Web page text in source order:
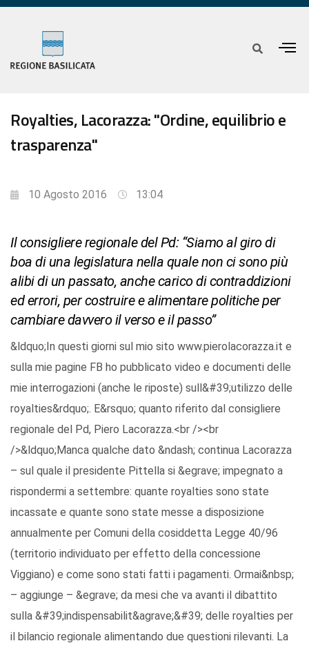
Royalties, Lacorazza: "Ordine, equilibrio e
trasparenza"
10 Agosto 2016 13:04
Il consigliere regionale del Pd: “Siamo al giro di
boa di una legislatura nella quale non ci sono più
alibi di un passato, anche carico di contraddizioni
ed errori, per costruire e alimentare politiche per
cambiare davvero il verso e il passo”
&ldquo;In questi giorni sul mio sito www.pierolacorazza.it e
sulla mie pagine FB ho pubblicato video e documenti delle
mie interrogazioni (anche le riposte) sull&#39;utilizzo delle
royalties&rdquo;. E&rsquo; quanto riferito dal consigliere
regionale del Pd, Piero Lacorazza.<br /><br
/>&ldquo;Manca qualche dato &ndash; continua Lacorazza
– sul quale il presidente Pittella si &egrave; impegnato a
rispondermi a settembre: quante royalties sono state
incassate e quante sono state messe a disposizione
annualmente per Comuni della cosiddetta Legge 40/96
(territorio individuato per effetto della concessione
Viggiano) e come sono stati fatti i pagamenti. Ormai&nbsp;
– aggiunge – &egrave; da mesi che va avanti il dibattito
sulla &#39;indispensabilit&agrave;&#39; delle royalties per
il bilancio regionale alimentando due questioni rilevanti. La